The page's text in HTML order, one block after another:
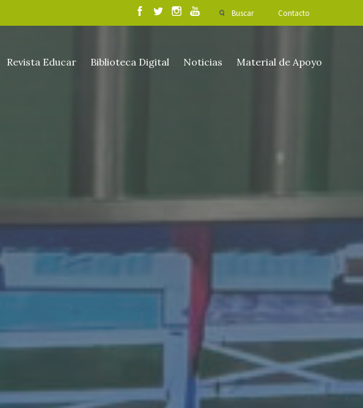
Buscar Contacto
Revista Educar Biblioteca Digital Noticias Material de Apoyo